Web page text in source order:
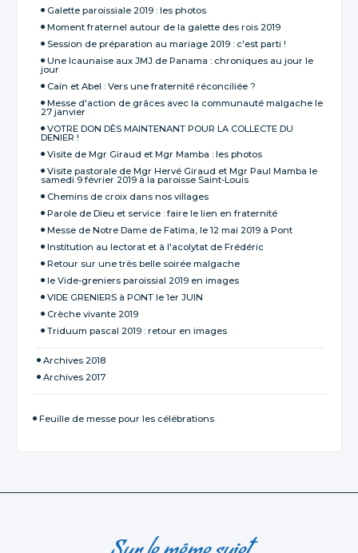
Galette paroissiale 2019 : les photos
Moment fraternel autour de la galette des rois 2019
Session de préparation au mariage 2019 : c'est parti !
Une Icaunaise aux JMJ de Panama : chroniques au jour le
jour
Caïn et Abel : Vers une fraternité réconciliée ?
Messe d'action de grâces avec la communauté malgache le
27 janvier
VOTRE DON DÈS MAINTENANT POUR LA COLLECTE DU
DENIER !
Visite de Mgr Giraud et Mgr Mamba : les photos
Visite pastorale de Mgr Hervé Giraud et Mgr Paul Mamba le
samedi 9 février 2019 à la paroisse Saint-Louis
Chemins de croix dans nos villages
Parole de Dieu et service : faire le lien en fraternité
Messe de Notre Dame de Fatima, le 12 mai 2019 à Pont
Institution au lectorat et à l'acolytat de Frédéric
Retour sur une très belle soirée malgache
le Vide-greniers paroissial 2019 en images
VIDE GRENIERS à PONT le 1er JUIN
Crèche vivante 2019
Triduum pascal 2019 : retour en images
Archives 2018
Archives 2017
Feuille de messe pour les célébrations